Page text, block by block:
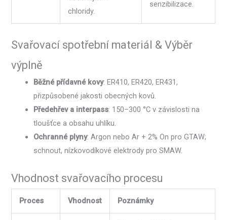
chloridy.
senzibilizace.
Svařovací spotřební materiál & Výběr
výplně
Běžné přídavné kovy: ER410, ER420, ER431,
přizpůsobené jakosti obecných kovů.
Předehřev a interpass: 150–300 °C v závislosti na
tloušťce a obsahu uhlíku.
Ochranné plyny: Argon nebo Ar + 2% On pro GTAW;
schnout, nízkovodíkové elektrody pro SMAW.
Vhodnost svařovacího procesu
Proces Vhodnost Poznámky